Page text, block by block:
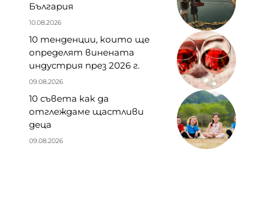
България
10.08.2026
10 тенденции, които ще
определят винената
индустрия през 2026 г.
09.08.2026
10 съвета как да
отглеждаме щастливи
деца
09.08.2026